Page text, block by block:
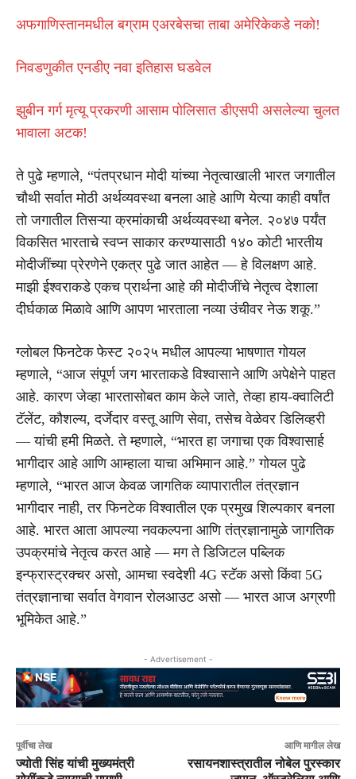
अफगाणिस्तानमधील बग्राम एअरबेसचा ताबा अमेरिकेकडे नको!
निवडणुकीत एनडीए नवा इतिहास घडवेल
झुबीन गर्ग मृत्यू प्रकरणी आसाम पोलिसात डीएसपी असलेल्या चुलत
भावाला अटक!
ते पुढे म्हणाले, “पंतप्रधान मोदी यांच्या नेतृत्वाखाली भारत जगातील
चौथी सर्वात मोठी अर्थव्यवस्था बनला आहे आणि येत्या काही वर्षांत
तो जगातील तिसऱ्या क्रमांकाची अर्थव्यवस्था बनेल. २०४७ पर्यंत
विकसित भारताचे स्वप्न साकार करण्यासाठी १४० कोटी भारतीय
मोदीजींच्या प्रेरणेने एकत्र पुढे जात आहेत — हे विलक्षण आहे.
माझी ईश्वराकडे एकच प्रार्थना आहे की मोदीजींचे नेतृत्व देशाला
दीर्घकाळ मिळावे आणि आपण भारताला नव्या उंचीवर नेऊ शकू.”
ग्लोबल फिनटेक फेस्ट २०२५ मधील आपल्या भाषणात गोयल
म्हणाले, “आज संपूर्ण जग भारताकडे विश्वासाने आणि अपेक्षेने पाहत
आहे. कारण जेव्हा भारतासोबत काम केले जाते, तेव्हा हाय-क्वालिटी
टॅलेंट, कौशल्य, दर्जेदार वस्तू आणि सेवा, तसेच वेळेवर डिलिव्हरी
— यांची हमी मिळते. ते म्हणाले, “भारत हा जगाचा एक विश्वासार्ह
भागीदार आहे आणि आम्हाला याचा अभिमान आहे.” गोयल पुढे
म्हणाले, “भारत आज केवळ जागतिक व्यापारातील तंत्रज्ञान
भागीदार नाही, तर फिनटेक विश्वातील एक प्रमुख शिल्पकार बनला
आहे. भारत आता आपल्या नवकल्पना आणि तंत्रज्ञानामुळे जागतिक
उपक्रमांचे नेतृत्व करत आहे — मग ते डिजिटल पब्लिक
इन्फ्रास्ट्रक्चर असो, आमचा स्वदेशी 4G स्टॅक असो किंवा 5G
तंत्रज्ञानाचा सर्वात वेगवान रोलआउट असो — भारत आज अग्रणी
भूमिकेत आहे.”
- Advertisement -
पूर्वीचा लेख
ज्योती सिंह यांची मुख्यमंत्री
आणि मागील लेख
रसायनशास्त्रातील नोबेल पुरस्कार